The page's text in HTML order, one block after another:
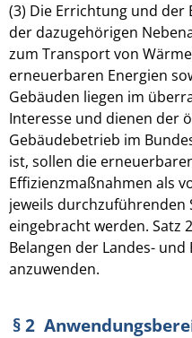
(3) Die Errichtung und der
der dazugehörigen
zum Transport von
erneuerbaren Energien
Gebäuden liegen im
Interesse und dienen der
Gebäudebetrieb im
ist, sollen die
Effizienzmaßnahmen als
jeweils durchzuführenden
eingebracht werden. Satz
Belangen der Landes-
anzuwenden.
§ 2